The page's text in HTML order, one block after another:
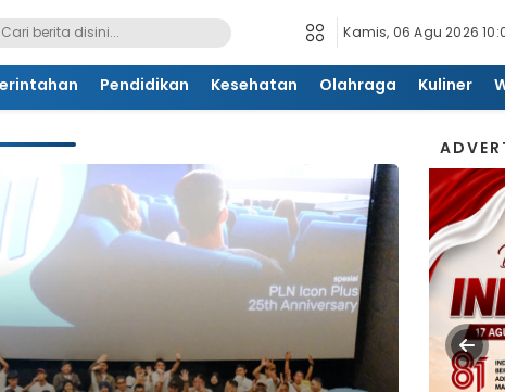
Kamis, 06 Agu 2026
Pendidikan Kesehatan Olahraga Kuliner